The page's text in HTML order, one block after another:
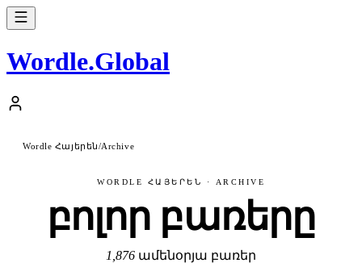
Wordle.Global
Wordle Հայերեն/Archive
WORDLE ՀԱՅԵՐԵՆ · ARCHIVE
բոլոր բառերը
1,876 ամենօրյա բառեր